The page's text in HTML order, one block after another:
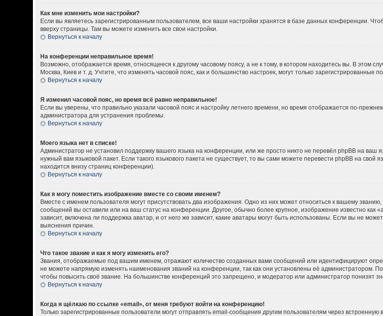
Как мне изменить мои настройки?
Если вы являетесь зарегистрированным пользователем, все ваши настройки хранятся в базе данных конференции.
вверху страницы. Там вы можете изменить все свои настройки.
Вернуться к началу
На конференции неправильное время!
Возможно, отображается время, относящееся к другому часовому поясу, а не к тому, в котором находитесь вы. В этом
Москва, Киев и т. д. Учтите, что изменять часовой пояс, как и большинство настроек, могут только
Вернуться к началу
Я изменил часовой пояс, но время всё равно неправильное!
Если вы уверены, что правильно указали часовой пояс и настройку летнего времени, но время отображается по-
администратора для устранения проблемы.
Вернуться к началу
Моего языка нет в списке!
Администратор не установил поддержку вашего языка на конференции, или же просто никто не перевёл phpBB на ваш
нужный вам языковой пакет. Если такого языкового пакета не существует, то вы сами можете перевести phpBB на
находится внизу страниц конференции).
Вернуться к началу
Как я могу поместить изображение вместе со своим именем?
Вместе с именем пользователя могут присутствовать два изображения. Одно из них может относиться к вашему
сообщений вы оставили или на ваш статус на конференции. Другое, обычно более крупное, изображение известно как
зависит, включена ли поддержка аватар, и от него же зависит, какие аватары могут быть использованы. Если вы не
выяснения причин.
Вернуться к началу
Что такое звание и как я могу изменить его?
Звания, отображаемые под вашим именем, отражают количество созданных вами сообщений или идентифицируют
не можете напрямую изменять наименования званий на конференции, так как они установлены её администратором.
чтобы повысить своё звание. На большинстве конференций это запрещено, и модератор или администратор понизят
Вернуться к началу
Когда я щёлкаю по ссылке «email», от меня требуют войти на конференцию!
Только зарегистрированные пользователи могут отправлять email-сообщения другим пользователям через